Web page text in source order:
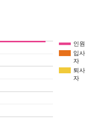
인원
입사
자
퇴사
자